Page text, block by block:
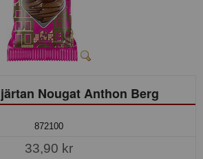
Nougat Anthon Berg
872100
33,90 kr